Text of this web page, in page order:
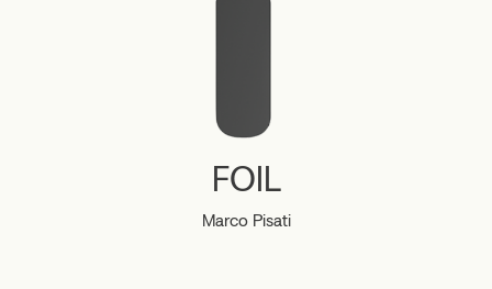
FOIL
Marco Pisati